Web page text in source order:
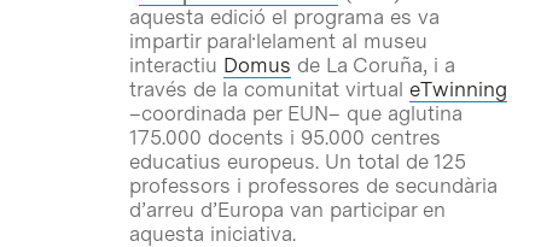
aquesta edició el programa es va
impartir paral·lelament al museu
interactiu Domus de La Coruña, i a
través de la comunitat virtual eTwinning
–coordinada per EUN– que aglutina
175.000 docents i 95.000 centres
educatius europeus. Un total de 125
professors i professores de secundària
d’arreu d’Europa van participar en
aquesta iniciativa.